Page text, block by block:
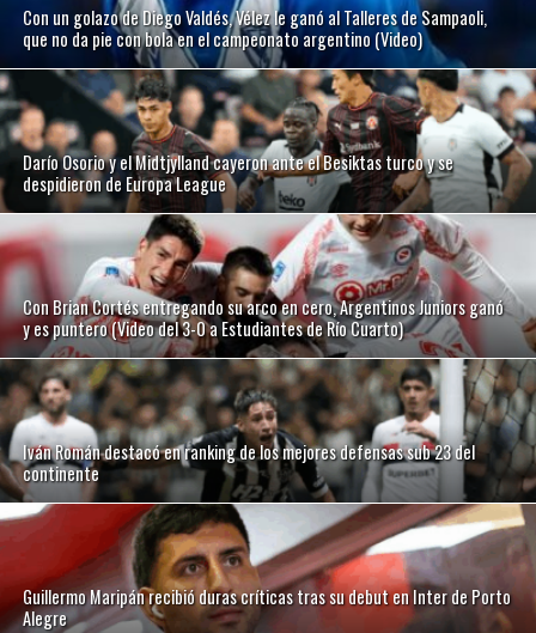
Con un golazo de Diego Valdés, Vélez le ganó al Talleres de Sampaoli,
que no da pie con bola en el campeonato argentino (Video)
Darío Osorio y el Midtjylland cayeron ante el Besiktas turco y se
despidieron de Europa League
Con Brian Cortés entregando su arco en cero, Argentinos Juniors ganó
y es puntero (Video del 3-0 a Estudiantes de Río Cuarto)
Iván Román destacó en ranking de los mejores defensas sub 23 del
continente
Guillermo Maripán recibió duras críticas tras su debut en Inter de Porto
Alegre